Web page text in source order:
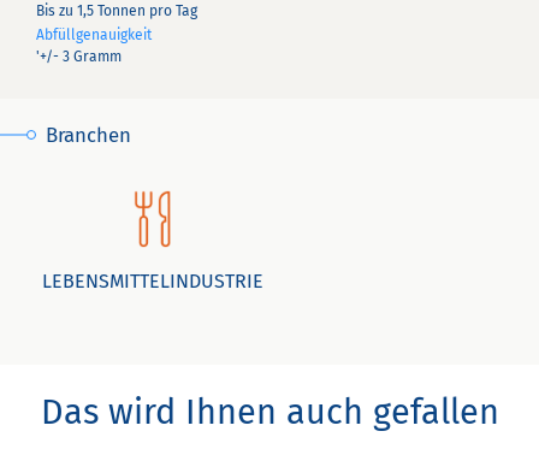
Bis zu 1,5 Tonnen pro Tag
Abfüllgenauigkeit
'+/- 3 Gramm
Branchen
LEBENSMITTELINDUSTRIE
Das wird Ihnen auch gefallen